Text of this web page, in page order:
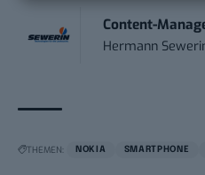
Content-
Hermann
THEMEN: NOKIA SMARTPHONE